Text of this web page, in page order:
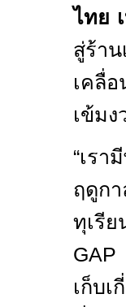
ไทย
สู่ร้า
เคลื่
เข้ม
“เรา
ฤดูก
ทุเรี
เก็บ